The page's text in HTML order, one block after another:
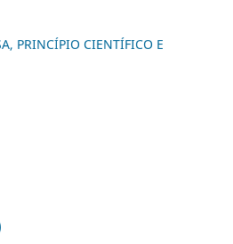
PRINCÍPIO CIENTÍFICO E